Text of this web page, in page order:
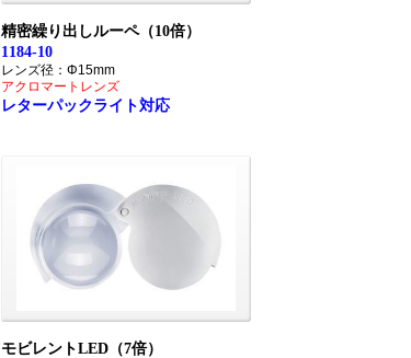
精密繰り出しルーペ（10倍）
1184-10
レンズ径：Φ15mm
アクロマートレンズ
レターパックライト対応
モビレントLED（7倍）